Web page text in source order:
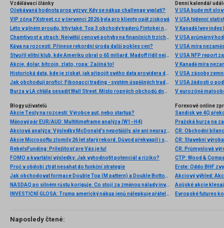
Vzdělávací články
Očekávaná hodnota prop výzvy: Kdy se nákup challenge vyplatí?
VIP zóna FXstreet.cz v červenci 2026 byla pro klienty opět zisková
Léto v plném proudu, trhy také: Top 3 obchody traderů Fintokei na indexech a zlatě
Chamtivost a strach: Největší cenové pohyby na finančních trzích (červenec 2026)
Káva na rozcestí. Přinese rekordní úroda další pokles cen?
Stvořil elitní klub, kde Ameriku obral o 65 miliard. Madoff řídil největší Ponzi dějin
Akcie, dolar, bitcoin, zlato, ropa: Začíná to!
Historická data, kde je získat, jak připojit svého data providera do MultiCharts a proč je budeme potřebovat? (4. díl)
Jak obchodují profíci: Fibonacci trading - systém úspěšných traderů
Burza v LA chtěla sesadit Wall Street. Místo ropných obchodů dnes místem duní basy
Denní kalendář
V USA bude mít
V USA týdenní
V Kanadě Ivey index
V USA průměrný
V USA míra
V USA NFP report
V Kanadě míra
V USA zásoby
V USA žádosti o
V eurozóně
Blogy uživatelů
Akcie Tesly na rozcestí: Výrobce aut, nebo startup?
Měnový pár EUR/AUD: Multitimeframe analýza (W1–H4)
Akciová analýza: Výsledky McDonald’s nepotěšily, ale ani neurazily. Jakou vizi společnost prezentovala?
Akcie Microsoftu zlomily 26 let starý rekord. Důvod překvapil i samotné investory
RebelsFunding: Príležitosť pre Vás je tu!
FOMO a kvartální výsledky: Jak vyhodnotit potenciál a riziko?
Proč v období ztrát nesahat do funkční strategie
Jak obchodovat formace Double Top (M pattern) a Double Bottom (W pattern)
NASDAQ po silném růstu koriguje. Co stojí za změnou nálady investorů?
INVESTIČNÍ GLOSA: Trump americký nákup jenů nálepkuje přátelstvím. Pravda je jinde
Forexové online
Pražská burza na
ČR: Stavební
Evropské futures
Naposledy čtené: